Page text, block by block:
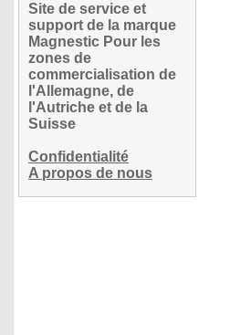
Site de service et
support de la marque
Magnestic Pour les
zones de
commercialisation de
l'Allemagne, de
l'Autriche et de la
Suisse
Confidentialité
A propos de nous